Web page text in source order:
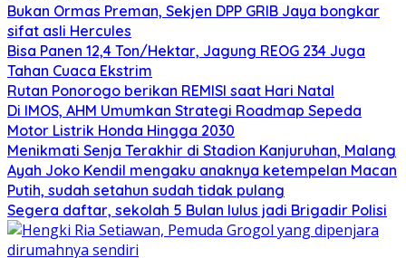
Bukan Ormas Preman, Sekjen DPP GRIB Jaya bongkar
sifat asli Hercules
Bisa Panen 12,4 Ton/Hektar, Jagung REOG 234 Juga
Tahan Cuaca Ekstrim
Rutan Ponorogo berikan REMISI saat Hari Natal
Di IMOS, AHM Umumkan Strategi Roadmap Sepeda
Motor Listrik Honda Hingga 2030
Menikmati Senja Terakhir di Stadion Kanjuruhan, Malang
Ayah Joko Kendil mengaku anaknya ketempelan Macan
Putih, sudah setahun sudah tidak pulang
Segera daftar, sekolah 5 Bulan lulus jadi Brigadir Polisi